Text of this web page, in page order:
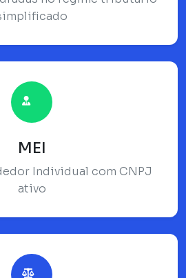
MEI
Individual com CNPJ
ativo